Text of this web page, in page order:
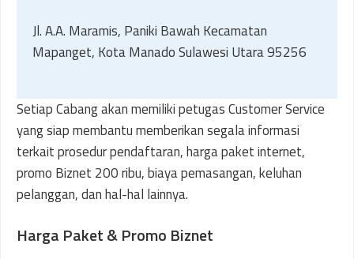
Jl. A.A. Maramis, Paniki Bawah Kecamatan
Mapanget, Kota Manado Sulawesi Utara 95256
Setiap Cabang akan memiliki petugas Customer Service
yang siap membantu memberikan segala informasi
terkait prosedur pendaftaran, harga paket internet,
promo Biznet 200 ribu, biaya pemasangan, keluhan
pelanggan, dan hal-hal lainnya.
Harga Paket & Promo Biznet